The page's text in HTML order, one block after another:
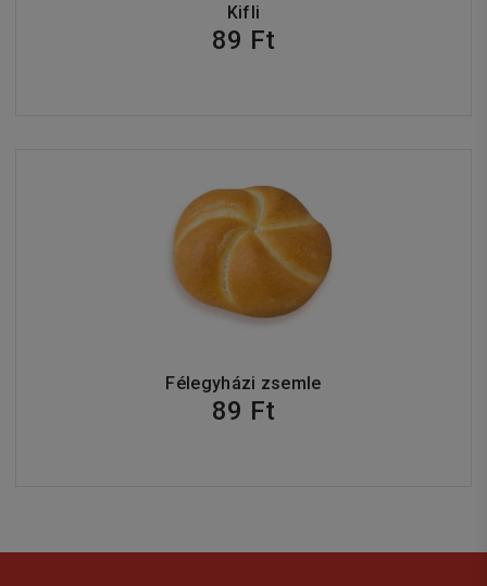
Kifli
89 Ft
Félegyházi zsemle
89 Ft